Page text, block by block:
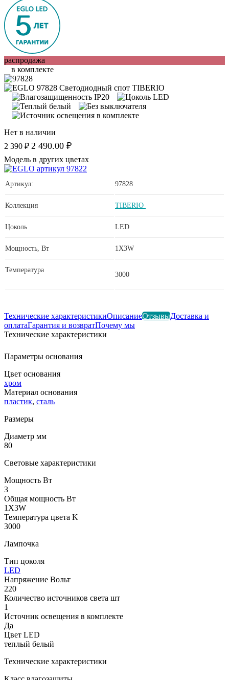
распродажа
в комплекте
Нет в наличии
2 390 ₽ 2 490.00 ₽
Модель в других цветах
Артикул: 97828
Коллекция TIBERIO
Цоколь LED
Мощность, Вт 1X3W
Температура
3000
Технические характеристикиОписаниеОтзывыДоставка и
оплатаГарантия и возвратПочему мы
Технические характеристики
Параметры основания
Цвет основания
хром
Материал основания
пластик, сталь
Размеры
Диаметр мм
80
Световые характеристики
Мощность Вт
3
Общая мощность Вт
1X3W
Температура цвета K
3000
Лампочка
Тип цоколя
LED
Напряжение Вольт
220
Количество источников света шт
1
Источник освещения в комплекте
Да
Цвет LED
теплый белый
Технические характеристики